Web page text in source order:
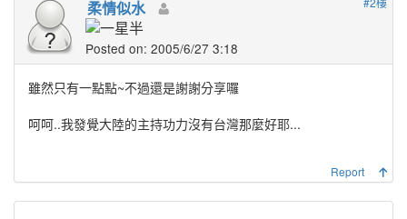
柔情似水
Posted on: 2005/6/27 3:18
雖然只有一點點~不過還是謝謝分享囉
呵呵..我發覺大陸的主持功力沒有台灣那麼好耶...
Report